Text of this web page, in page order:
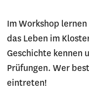
Im Workshop
das Leben im
Geschichte kennen
Prüfungen. Wer
eintreten!